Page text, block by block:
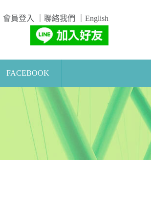
會員登入 聯絡我們 English
FACEBOOK